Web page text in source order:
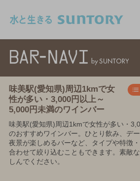
味美駅(愛知県)周辺1kmで女
性が多い・3,000円以上～
5,000円未満のワインバー
味美駅(愛知県)周辺1kmで女性が多い・
のおすすめワインバー。ひとり飲み、デ
夜景が楽しめるバーなど、タイプや特徴
合わせて絞り込むこともできます。素敵
しんでください。